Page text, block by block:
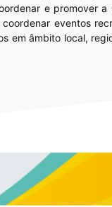
e promover
eventos
em âmbito local,